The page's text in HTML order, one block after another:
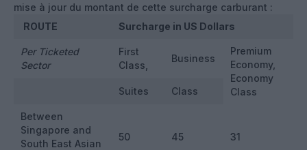
mise à jour du montant de cette surcharge carburant :
ROUTE
Surcharge in US Dollars
Per Ticketed
Sector
First
Class,
Business
Premium
Economy,
Economy
Class
Suites Class
Between
Singapore and
South East Asian
50 45 31